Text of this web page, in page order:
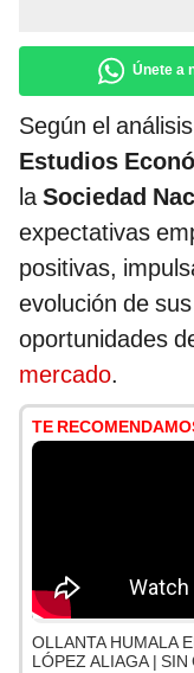
Únete a
Según el
Estudios
laSociedad
expectativas
positivas,
evolución de
oportunidades
mercado.
TE
OLLANTA HUMALA
LÓPEZ ALIAGA |